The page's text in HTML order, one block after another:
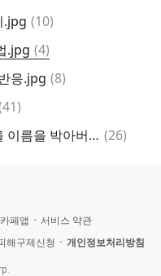
.jpg 댓
(10)
.jpg 댓
글
(4)
응.jpg 댓
(8)
41)
단체로 아파트 외벽에 한글로 마을 이름을 박아버린 동네.jpg 댓
(26)
카페앱
서비스 약관
해구제신청 개인정보처리방침